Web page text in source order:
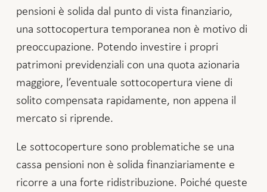
pensioni è solida dal punto di vista finanziario,
una sottocopertura temporanea non è motivo di
preoccupazione. Potendo investire i propri
patrimoni previdenziali con una quota azionaria
maggiore, l’eventuale sottocopertura viene di
solito compensata rapidamente, non appena il
mercato si riprende.
Le sottocoperture sono problematiche se una
cassa pensioni non è solida finanziariamente e
ricorre a una forte ridistribuzione. Poiché queste